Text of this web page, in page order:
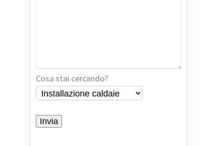
Cosa stai cercando?